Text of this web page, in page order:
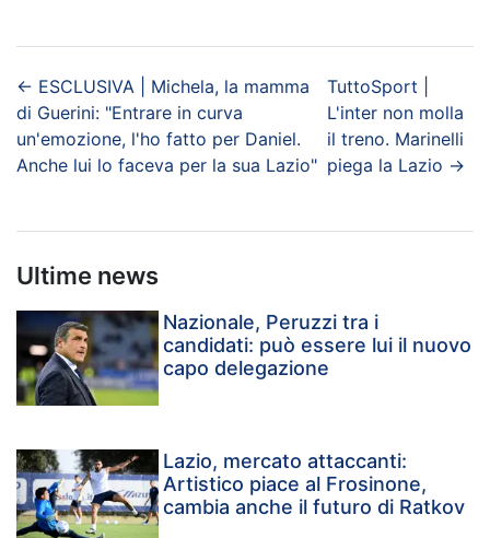
← ESCLUSIVA | Michela, la mamma
di Guerini: "Entrare in curva
un'emozione, l'ho fatto per Daniel.
Anche lui lo faceva per la sua Lazio"
TuttoSport |
L'inter non molla
il treno. Marinelli
piega la Lazio →
Ultime news
Nazionale, Peruzzi tra i
candidati: può essere lui il nuovo
capo delegazione
Lazio, mercato attaccanti:
Artistico piace al Frosinone,
cambia anche il futuro di Ratkov